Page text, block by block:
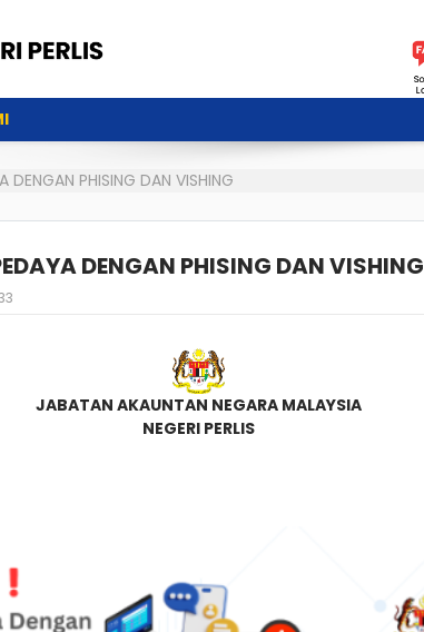
DENGAN PHISING DAN VISHING
DENGAN PHISING DAN VISHING
JABATAN AKAUNTAN NEGARA MALAYSIA
NEGERI PERLIS